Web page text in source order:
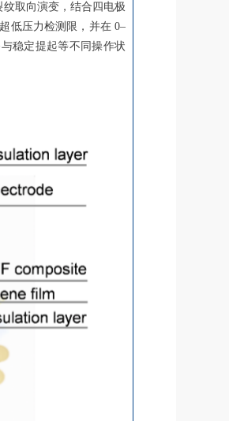
取向演变，结合四电极
低压力检测限，并在 0–
稳定提起等不同操作状